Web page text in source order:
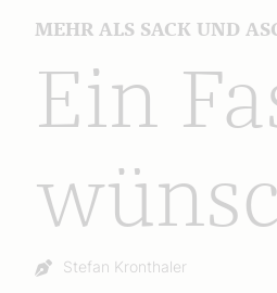
Ein
MEHR ALS SACK UND
Autor:
Stefan Kronthaler